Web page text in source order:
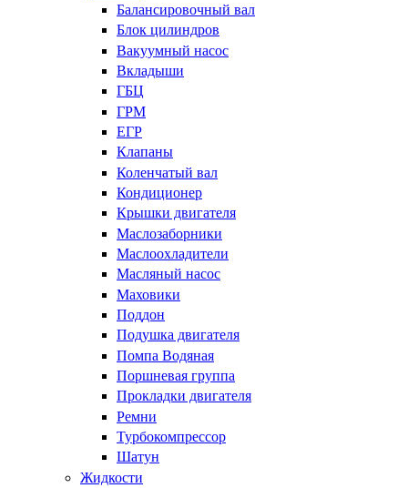
Балансировочный вал
Блок цилиндров
Вакуумный насос
Вкладыши
ГБЦ
ГРМ
ЕГР
Клапаны
Коленчатый вал
Кондиционер
Крышки двигателя
Маслозаборники
Маслоохладители
Масляный насос
Маховики
Поддон
Подушка двигателя
Помпа Водяная
Поршневая группа
Прокладки двигателя
Ремни
Турбокомпрессор
Шатун
Жидкости